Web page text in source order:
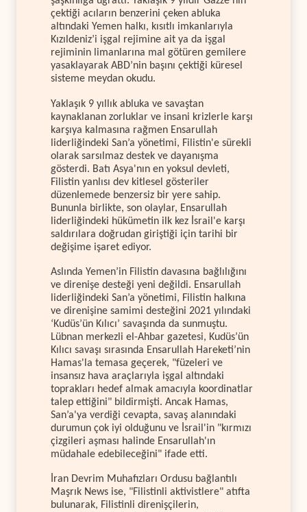
çektiği acıların benzerini çeken abluka
altındaki Yemen halkı, kısıtlı imkanlarıyla
Kızıldeniz’i işgal rejimine ait ya da işgal
rejiminin limanlarına mal götüren gemilere
yasaklayarak ABD’nin başını çektiği küresel
sisteme meydan okudu.
Yaklaşık 9 yıllık abluka ve savaştan
kaynaklanan zorluklar ve insani krizlerle karşı
karşıya kalmasına rağmen Ensarullah
liderliğindeki San’a yönetimi, Filistin'e sürekli
olarak sarsılmaz destek ve dayanışma
gösterdi. Batı Asya'nın en yoksul devleti,
Filistin yanlısı dev kitlesel gösteriler
düzenlemede benzersiz bir yere sahip.
Bununla birlikte, son olaylar, Ensarullah
liderliğindeki hükümetin ilk kez İsrail'e karşı
saldırılara doğrudan giriştiği için tarihi bir
değişime işaret ediyor.
Aslında Yemen’in Filistin davasına bağlılığını
ve direnişe desteği yeni değildi. Ensarullah
liderliğindeki San’a yönetimi, Filistin halkına
ve direnişine samimi desteğini 2021 yılındaki
‘Kudüs’ün Kılıcı’ savaşında da sunmuştu.
Lübnan merkezli el-Ahbar gazetesi, Kudüs’ün
Kılıcı savaşı sırasında Ensarullah Hareketi’nin
Hamas'la temasa geçerek, "füzeleri ve
insansız hava araçlarıyla işgal altındaki
toprakları hedef almak amacıyla koordinatlar
talep ettiğini" bildirmişti. Ancak Hamas,
San’a'ya verdiği cevapta, savaş alanındaki
durumun çok iyi olduğunu ve İsrail'in "kırmızı
çizgileri aşması halinde Ensarullah'ın
müdahale edebileceğini" ifade etti.
İran Devrim Muhafızları Ordusu bağlantılı
Maşrık News ise, "Filistinli aktivistlere" atıfta
bulunarak, Filistinli direnişçilerin,